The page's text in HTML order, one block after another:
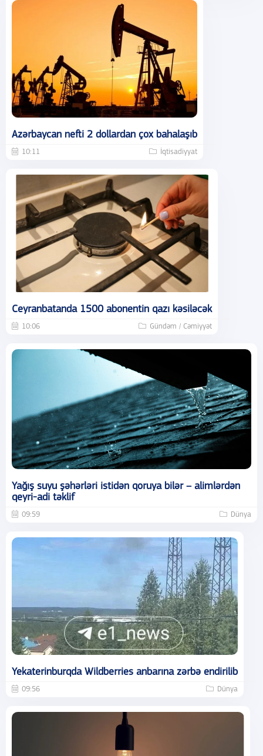
Azərbaycan nefti 2 dollardan çox bahalaşıb
10:11 İqtisadiyyat
Ceyranbatanda 1500 abonentin qazı kəsiləcək
10:06 Gündəm / Cəmiyyət
Yağış suyu şəhərləri istidən qoruya bilər – alimlərdən
qeyri-adi təklif
09:59 Dünya
Yekaterinburqda Wildberries anbarına zərbə endirilib
09:56 Dünya